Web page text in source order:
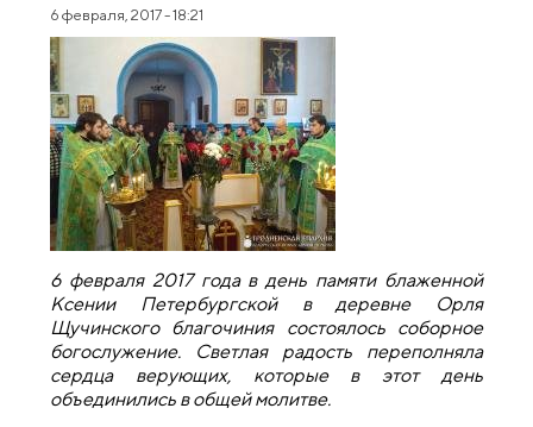
6 февраля, 2017 - 18:21
6 февраля 2017 года в день памяти блаженной
Ксении Петербургской в деревне Орля
Щучинского благочиния состоялось соборное
богослужение. Светлая радость переполняла
сердца верующих, которые в этот день
объединились в общей молитве.